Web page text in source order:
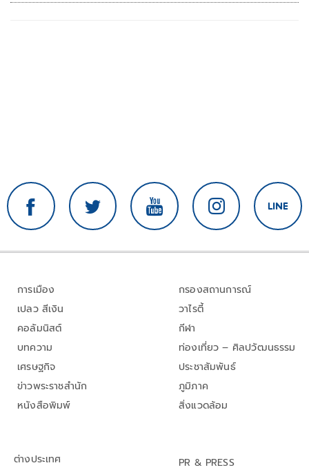
การเมือง
เปลว สีเงิน
คอลัมนิสต์
บทความ
เศรษฐกิจ
ข่าวพระราชสำนัก
หนังสือพิมพ์
กรองสถานการณ์
วาไรตี้
กีฬา
ท่องเที่ยว – ศิลปวัฒนธรรม
ประชาสัมพันธ์
ภูมิภาค
สิ่งแวดล้อม
ต่างประเทศ
PR & PRESS